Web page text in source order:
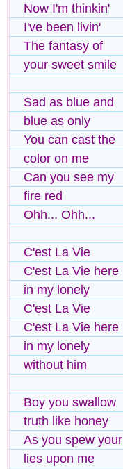
Now I'm thinkin'
I've been livin'
The fantasy of
your sweet smile
Sad as blue and
blue as only
You can cast the
color on me
Can you see my
fire red
Ohh... Ohh...
C'est La Vie
C'est La Vie here
in my lonely
C'est La Vie
C'est La Vie here
in my lonely
without him
Boy you swallow
truth like honey
As you spew your
lies upon me